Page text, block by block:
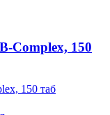
Complex, 150